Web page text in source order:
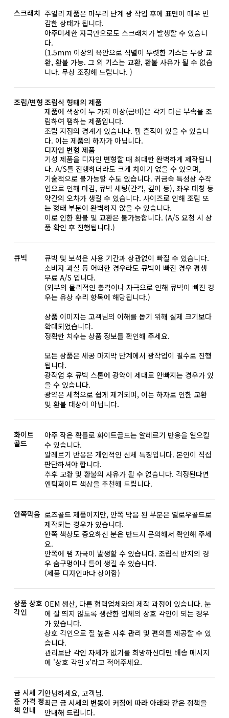
스크래치 주얼리 제품은 마무리 단계 광 작업 후에 표면이 매우 민
감한 상태가 됩니다.
아주미세한 자극만으로도 스크래치가 발생할 수 있습니
다.
(1.5mm 이상의 육안으로 식별이 뚜렷한 기스는 무상 교
환, 환불 가능. 그 외 기스는 교환, 환불 사유가 될 수 없습
니다. 무상 조정해 드립니다. )
조립/변형 조립식 형태의 제품
제품에 색상이 두 가지 이상(콤비)은 각기 다른 부속을 조
립하여 땜하는 제품입니다.
조립 지점의 경계가 있습니다. 땜 흔적이 있을 수 있습니
다. 이는 제품의 하자가 아닙니다.
디자인 변형 제품
기성 제품을 디자인 변형할 때 최대한 완벽하게 제작됩니
다. A/S를 진행하더라도 크게 차이가 없을 수 있으며,
기술적으로 불가능할 수도 있습니다. 귀금속 특성상 수작
업으로 인해 마감, 큐빅 세팅(간격, 깊이 등), 좌우 대칭 등
약간의 오차가 생길 수 있습니다. 사이즈로 인해 조립 또
는 형태 부분이 완벽하지 않을 수 있습니다.
이로 인한 환불 및 교환은 불가능합니다. (A/S 요청 시 상
품 확인 후 진행됩니다.)
큐빅
큐빅 및 보석은 사용 기간과 상관없이 빠질 수 있습니다.
소비자 과실 등 어떠한 경우라도 큐빅이 빠진 경우 평생
무료 A/S 입니다.
(외부의 물리적인 충격이나 자극으로 인해 큐빅이 빠진 경
우는 유상 수리 항목에 해당됩니다.)
상품 이미지는 고객님의 이해를 돕기 위해 실제 크기보다
확대되었습니다.
정확한 치수는 상품 정보를 확인해 주세요.
모든 상품은 세공 마지막 단계에서 광작업이 필수로 진행
됩니다.
광작업 후 큐빅 스톤에 광약이 제대로 안빠지는 경우가 있
을 수 있습니다.
광약은 세척으로 쉽게 제거되며, 이는 하자로 인한 교환
및 환불 대상이 아닙니다.
화이트
골드
아주 작은 확률로 화이트골드는 알레르기 반응을 일으킬
수 있습니다.
알레르기 반응은 개인적인 신체 특징입니다. 본인이 직접
판단하셔야 합니다.
추후 교환 및 환불의 사유가 될 수 없습니다. 걱정된다면
엔틱화이트 색상을 추천해 드립니다.
안쪽막음 로즈골드 제품이지만, 안쪽 막음 된 부분은 옐로우골드로
제작되는 경우가 있습니다.
안쪽 색상도 중요하신 분은 반드시 문의해서 확인해 주세
요.
안쪽에 땜 자국이 발생할 수 있습니다. 조립식 반지의 경
우 숨구멍이나 틈이 생길 수 있습니다.
(제품 디자인마다 상이함)
상품 상호
각인
OEM 생산, 다른 협력업체와의 제작 과정이 있습니다. 눈
에 잘 띄지 않도록 생산한 업체의 상호 각인이 되는 경우
가 있습니다.
상호 각인으로 질 높은 사후 관리 및 편의를 제공할 수 있
습니다.
관리보단 각인 자체가 없기를 희망하신다면 배송 메시지
에 '상호 각인 x'라고 적어주세요.
금 시세 기
준 가격 정
책 안내
안녕하세요, 고객님.
최근 금 시세의 변동이 커짐에 따라아래와 같은 정책을
안내해 드립니다.